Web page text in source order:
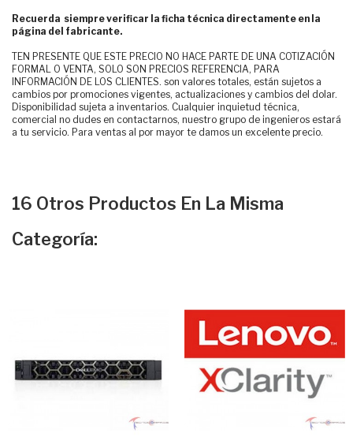
Recuerda siempre verificar la ficha técnica directamente en la
página del fabricante.
TEN PRESENTE QUE ESTE PRECIO NO HACE PARTE DE UNA COTIZACIÓN
FORMAL O VENTA, SOLO SON PRECIOS REFERENCIA, PARA
INFORMACIÓN DE LOS CLIENTES. son valores totales, están sujetos a
cambios por promociones vigentes, actualizaciones y cambios del dolar.
Disponibilidad sujeta a inventarios. Cualquier inquietud técnica,
comercial no dudes en contactarnos, nuestro grupo de ingenieros estará
a tu servicio. Para ventas al por mayor te damos un excelente precio.
16 Otros Productos En La Misma
Categoría: